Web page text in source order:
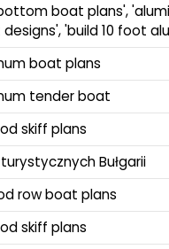
boat plans',
'build 10 foot alu
boat plans
tender boat
skiff plans
Bułgarii
row boat plans
skiff plans